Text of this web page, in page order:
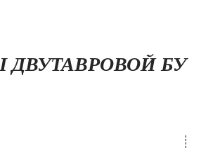
ДВУТАВРОВОЙ БУ